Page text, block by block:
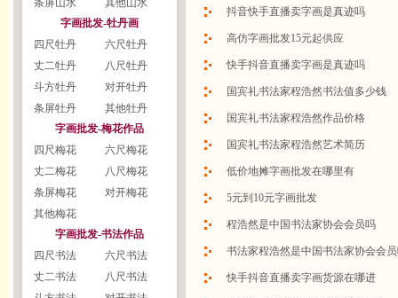
条屏山水
其他山水
字画批发-牡丹画
四尺牡丹
六尺牡丹
丈二牡丹
八尺牡丹
斗方牡丹
对开牡丹
条屏牡丹
其他牡丹
字画批发-梅花作品
四尺梅花
六尺梅花
丈二梅花
八尺梅花
条屏梅花
对开梅花
其他梅花
字画批发-书法作品
四尺书法
六尺书法
丈二书法
八尺书法
抖音快手直播卖字画是真迹吗
高仿字画批发15元起供应
快手抖音直播卖字画是真迹吗
国宾礼书法家程浩然书法值多少钱
国宾礼书法家程浩然作品价格
国宾礼书法家程浩然艺术简历
低价地摊字画批发在哪里有
5元到10元字画批发
程浩然是中国书法家协会会员吗
书法家程浩然是中国书法家协会会
快手抖音直播卖字画货源在哪进